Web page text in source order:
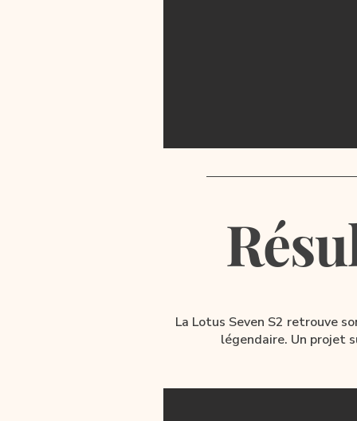
La Lotus Seven S2 retrouve
légendaire. Un projet